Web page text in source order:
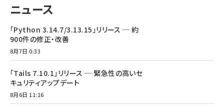
ニュース
「Python 3.14.7/3.13.15」リリース ─ 約
900件の修正・改善
8月7日 0:33
「Tails 7.10.1」リリース ─ 緊急性の高いセ
キュリティアップデート
8月6日 11:16